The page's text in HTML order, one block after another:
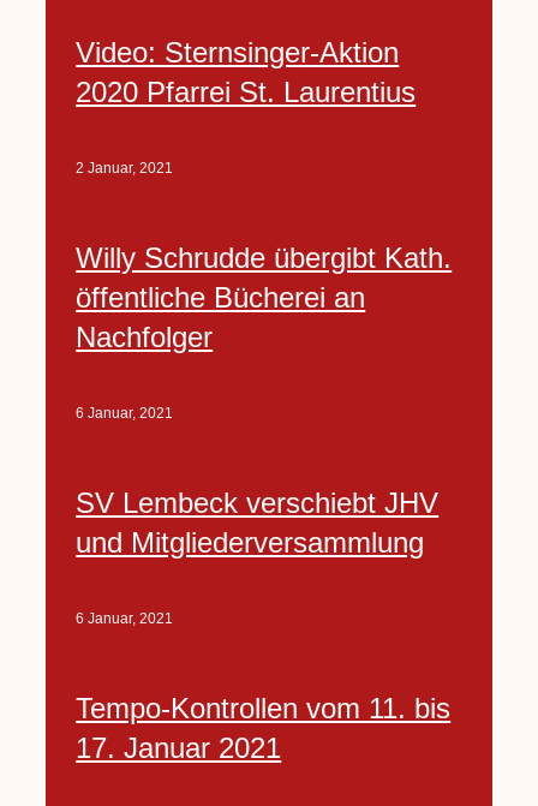
Video: Sternsinger-Aktion
2020 Pfarrei St. Laurentius
2 Januar, 2021
Willy Schrudde übergibt Kath.
öffentliche Bücherei an
Nachfolger
6 Januar, 2021
SV Lembeck verschiebt JHV
und Mitgliederversammlung
6 Januar, 2021
Tempo-Kontrollen vom 11. bis
17. Januar 2021